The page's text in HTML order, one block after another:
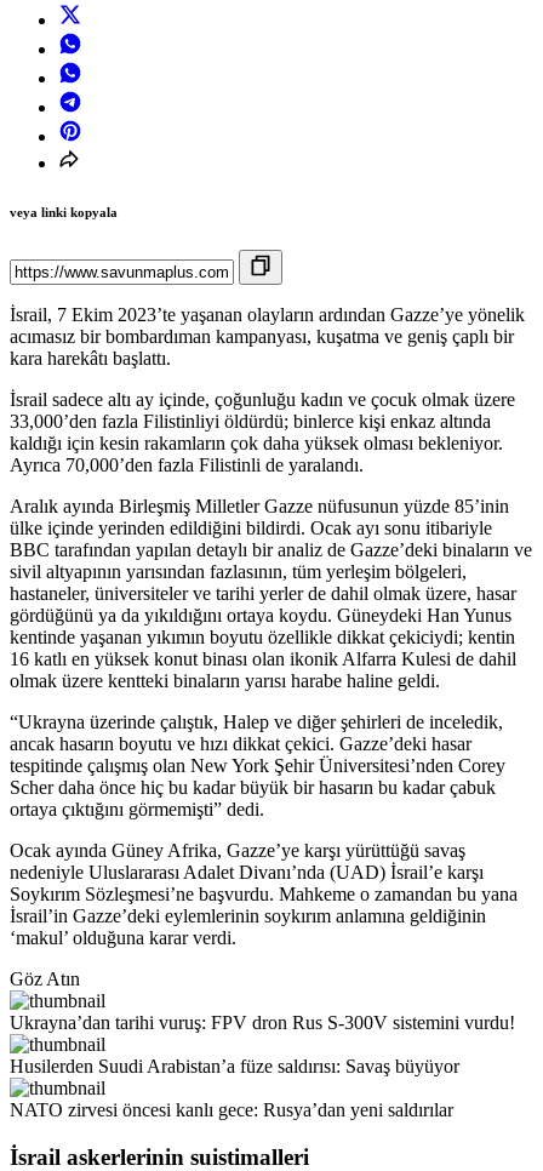
veya linki kopyala
İsrail, 7 Ekim 2023’te yaşanan olayların ardından Gazze’ye yönelik
acımasız bir bombardıman kampanyası, kuşatma ve geniş çaplı bir
kara harekâtı başlattı.
İsrail sadece altı ay içinde, çoğunluğu kadın ve çocuk olmak üzere
33,000’den fazla Filistinliyi öldürdü; binlerce kişi enkaz altında
kaldığı için kesin rakamların çok daha yüksek olması bekleniyor.
Ayrıca 70,000’den fazla Filistinli de yaralandı.
Aralık ayında Birleşmiş Milletler Gazze nüfusunun yüzde 85’inin
ülke içinde yerinden edildiğini bildirdi. Ocak ayı sonu itibariyle
BBC tarafından yapılan detaylı bir analiz de Gazze’deki binaların ve
sivil altyapının yarısından fazlasının, tüm yerleşim bölgeleri,
hastaneler, üniversiteler ve tarihi yerler de dahil olmak üzere, hasar
gördüğünü ya da yıkıldığını ortaya koydu. Güneydeki Han Yunus
kentinde yaşanan yıkımın boyutu özellikle dikkat çekiciydi; kentin
16 katlı en yüksek konut binası olan ikonik Alfarra Kulesi de dahil
olmak üzere kentteki binaların yarısı harabe haline geldi.
“Ukrayna üzerinde çalıştık, Halep ve diğer şehirleri de inceledik,
ancak hasarın boyutu ve hızı dikkat çekici. Gazze’deki hasar
tespitinde çalışmış olan New York Şehir Üniversitesi’nden Corey
Scher daha önce hiç bu kadar büyük bir hasarın bu kadar çabuk
ortaya çıktığını görmemişti” dedi.
Ocak ayında Güney Afrika, Gazze’ye karşı yürüttüğü savaş
nedeniyle Uluslararası Adalet Divanı’nda (UAD) İsrail’e karşı
Soykırım Sözleşmesi’ne başvurdu. Mahkeme o zamandan bu yana
İsrail’in Gazze’deki eylemlerinin soykırım anlamına geldiğinin
‘makul’ olduğuna karar verdi.
Göz Atın
Ukrayna’dan tarihi vuruş: FPV dron Rus S-300V sistemini vurdu!
Husilerden Suudi Arabistan’a füze saldırısı: Savaş büyüyor
NATO zirvesi öncesi kanlı gece: Rusya’dan yeni saldırılar
İsrail askerlerinin suistimalleri